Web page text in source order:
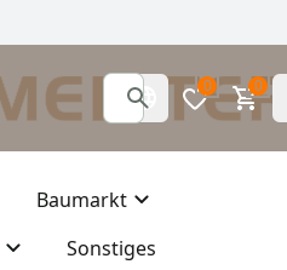
0 0
Baumarkt
Sonstiges